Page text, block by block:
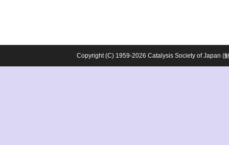
Copyright (C) 1959-2026 Catalysis Society of Japan (